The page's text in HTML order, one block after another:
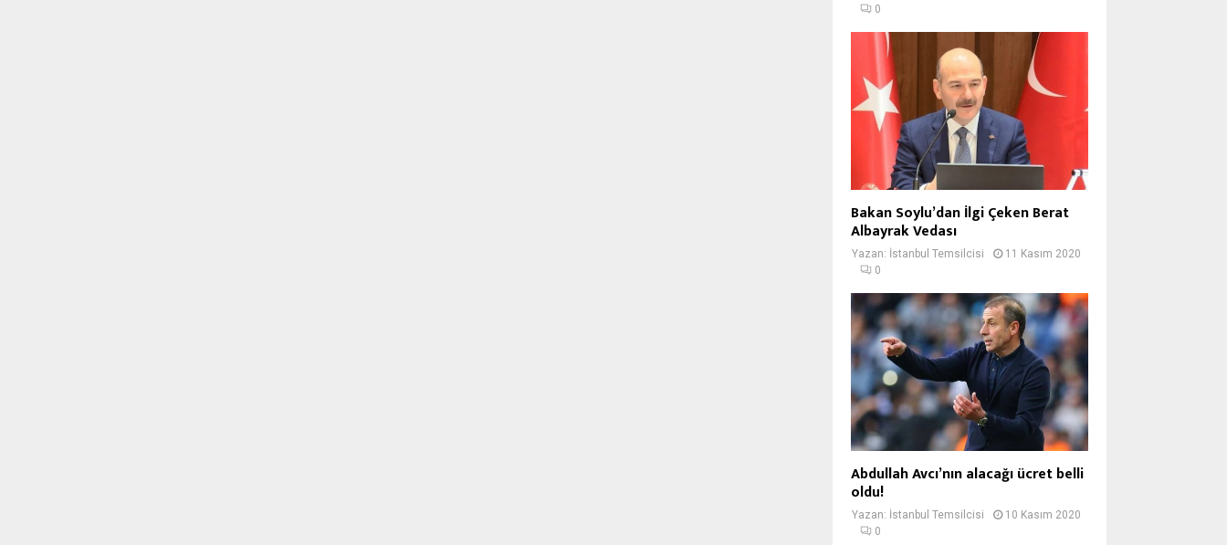
0
Bakan Soylu’dan İlgi Çeken Berat
Albayrak Vedası
Yazan: İstanbul Temsilcisi
11 Kasım 2020
0
Abdullah Avcı’nın alacağı ücret belli
oldu!
Yazan: İstanbul Temsilcisi
10 Kasım 2020
0